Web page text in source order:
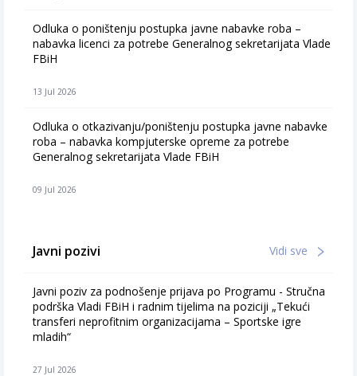
Odluka o poništenju postupka javne nabavke roba –
nabavka licenci za potrebe Generalnog sekretarijata Vlade
FBiH
13 Jul 2026
Odluka o otkazivanju/poništenju postupka javne nabavke
roba – nabavka kompjuterske opreme za potrebe
Generalnog sekretarijata Vlade FBiH
09 Jul 2026
Javni pozivi Vidi sve
Javni poziv za podnošenje prijava po Programu - Stručna
podrška Vladi FBiH i radnim tijelima na poziciji „Tekući
transferi neprofitnim organizacijama – Sportske igre
mladih“
27 Jul 2026